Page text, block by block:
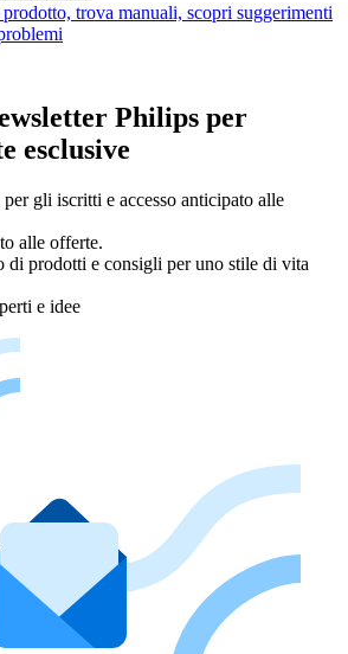
trova manuali, scopri suggerimenti
Philips per
esclusive
gli iscritti e accesso anticipato alle
alle offerte.
di prodotti e consigli per uno stile di vita
e idee